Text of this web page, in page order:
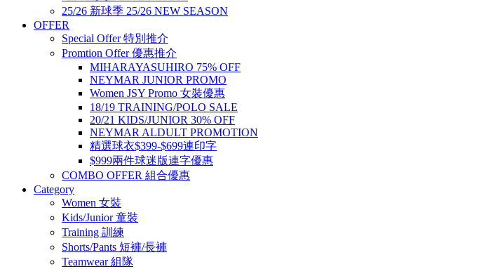
25/26 新球季 25/26 NEW SEASON
OFFER
Special Offer 特別推介
Promtion Offer 優惠推介
MIHARAYASUHIRO 75% OFF
NEYMAR JUNIOR PROMO
Women JSY Promo 女裝優惠
18/19 TRAINING/POLO SALE
20/21 KIDS/JUNIOR 30% OFF
NEYMAR ALDULT PROMOTION
精選球衣$399-$699連印字
$999兩件球迷版連字優惠
COMBO OFFER 組合優惠
Category
Women 女裝
Kids/Junior 童裝
Training 訓練
Shorts/Pants 短褲/長褲
Teamwear 組隊